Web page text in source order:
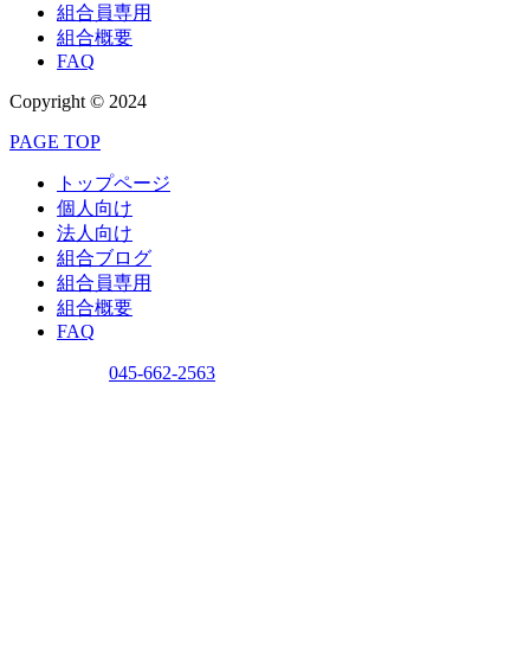
組合員専用
組合概要
FAQ
Copyright © 2024
PAGE TOP
トップページ
個人向け
法人向け
組合ブログ
組合員専用
組合概要
FAQ
045-662-2563